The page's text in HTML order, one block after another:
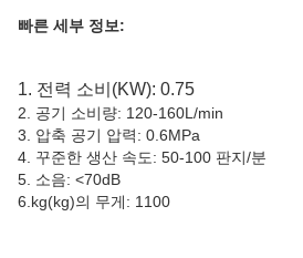
빠른 세부 정보:
1. 전력 소비(KW): 0.75
2. 공기 소비량: 120-160L/min
3. 압축 공기 압력: 0.6MPa
4. 꾸준한 생산 속도: 50-100 판지/분
5. 소음: <70dB
6.kg(kg)의 무게: 1100